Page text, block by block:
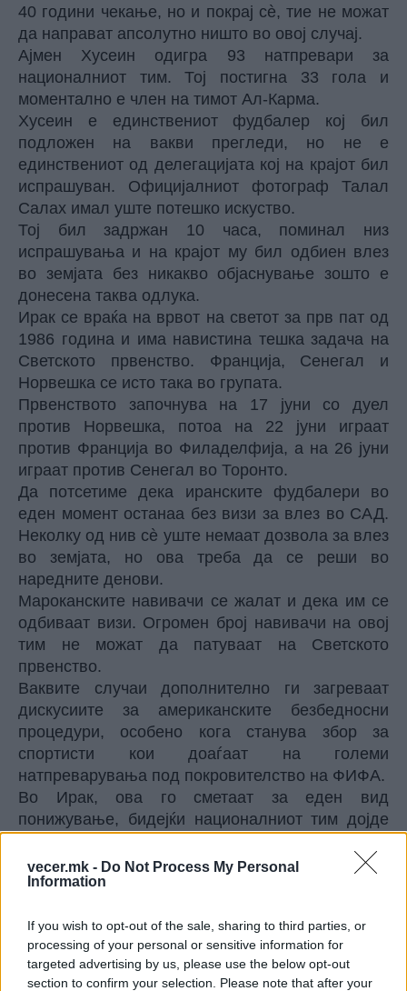
vecer.mk - Do Not Process My Personal
Information
If you wish to opt-out of the sale, sharing to third parties, or
processing of your personal or sensitive information for
targeted advertising by us, please use the below opt-out
section to confirm your selection. Please note that after your
40 години чекање, но и покрај сè, тие не можат
да направат апсолутно ништо во овој случај.
Ајмен Хусеин одигра 93 натпревари за
националниот тим. Тој постигна 33 гола и
моментално е член на тимот Ал-Карма.
Хусеин е единствениот фудбалер кој бил
подложен на вакви прегледи, но не е
единствениот од делегацијата кој на крајот бил
испрашуван. Официјалниот фотограф Талал
Салах имал уште потешко искуство.
Тој бил задржан 10 часа, поминал низ
испрашувања и на крајот му бил одбиен влез
во земјата без никакво објаснување зошто е
донесена таква одлука.
Ирак се враќа на врвот на светот за прв пат од
1986 година и има навистина тешка задача на
Светското првенство. Франција, Сенегал и
Норвешка се исто така во групата.
Првенството започнува на 17 јуни со дуел
против Норвешка, потоа на 22 јуни играат
против Франција во Филаделфија, а на 26 јуни
играат против Сенегал во Торонто.
Да потсетиме дека иранските фудбалери во
еден момент останаа без визи за влез во САД.
Неколку од нив сè уште немаат дозвола за влез
во земјата, но ова треба да се реши во
наредните денови.
Мароканските навивачи се жалат и дека им се
одбиваат визи. Огромен број навивачи на овој
тим не можат да патуваат на Светското
првенство.
Ваквите случаи дополнително ги загреваат
дискусиите за американските безбедносни
процедури, особено кога станува збор за
спортисти кои доаѓаат на големи
натпреварувања под покровителство на ФИФА.
Во Ирак, ова го сметаат за еден вид
понижување, бидејќи националниот тим дојде
се третираат како да се потенцијална закана.
Јавноста во оваа земја вели дека спортот треба
фудбалерите мора да имаат минимум почит
каде и да одат.
Фактот дека Хусеин е симбол на новата